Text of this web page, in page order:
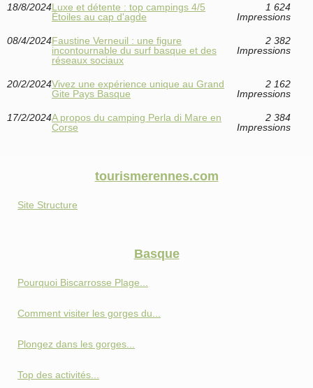
18/8/2024Luxe et détente : top campings 4/5
Étoiles au cap d'agde
1 624
Impressions
08/4/2024Faustine Verneuil : une figure
incontournable du surf basque et des
réseaux sociaux
2 382
Impressions
20/2/2024Vivez une expérience unique au Grand
Gite Pays Basque
2 162
Impressions
17/2/2024A propos du camping Perla di Mare en
Corse
2 384
Impressions
tourismerennes.com
Site Structure
Basque
Pourquoi Biscarrosse Plage...
Comment visiter les gorges du...
Plongez dans les gorges...
Top des activités...